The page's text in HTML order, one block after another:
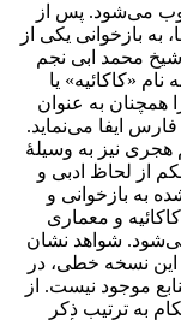
می‌شود. پس از
به بازخوانی یکی از
محمد ابی نجم
«کاکائیه» یا
به عنوان
ایفا می‌نماید.
نیز به وسیلۀ
از لحاظ ادبی و
به بازخوانی و
و معماری
شواهد نشان
این نسخه خطی، در
موجود نیست. از
به ترتیب ذکر